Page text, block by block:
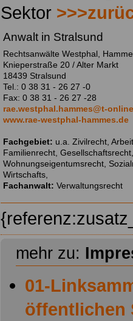
Sektor
Anwalt in Stralsund
Rechtsanwälte Westphal,
Knieperstraße 20 / Alter Markt
18439 Stralsund
Tel.: 0 38 31 - 26 27 -0
Fax: 0 38 31 - 26 27 -28
rae.westphal.hammes@t-
www.rae-westphal-hammes.de
Fachgebiet: u.a. Zivilrecht,
Familienrecht,
Wohnungseigentumsrecht,
Wirtschafts,
Fachanwalt: Verwaltungsrecht
mehr zu:
01-
öffentlichen